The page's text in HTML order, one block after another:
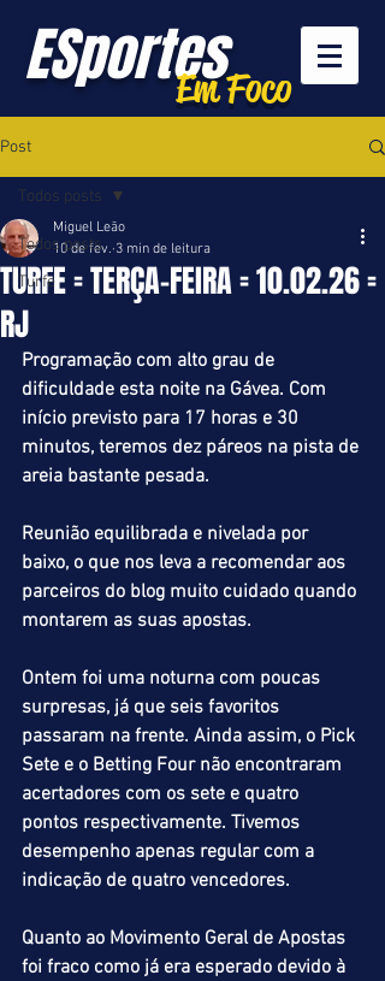
ESportesEm Foco
Post
Todos posts
Turfe
Todos posts
TURFE = TERÇA-FEIRA = 10.02.26 =
RJ
Miguel Leão
10 de fev. 3 min de leitura
Programação com alto grau de
dificuldade esta noite na Gávea. Com
início previsto para 17 horas e 30
minutos, teremos dez páreos na pista de
areia bastante pesada.
Reunião equilibrada e nivelada por
baixo, o que nos leva a recomendar aos
parceiros do blog muito cuidado quando
montarem as suas apostas.
Ontem foi uma noturna com poucas
surpresas, já que seis favoritos
passaram na frente. Ainda assim, o Pick
Sete e o Betting Four não encontraram
acertadores com os sete e quatro
pontos respectivamente. Tivemos
desempenho apenas regular com a
indicação de quatro vencedores.
Quanto ao Movimento Geral de Apostas
foi fraco como já era esperado devido à